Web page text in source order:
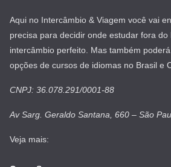
Aqui no Intercâmbio & Viagem você vai
precisa para decidir onde estudar fora do
intercâmbio perfeito. Mas também
opções de cursos de idiomas no Brasil e
CNPJ: 36.078.291/0001-88
Av Sarg. Geraldo Santana, 660 – São
Veja mais: